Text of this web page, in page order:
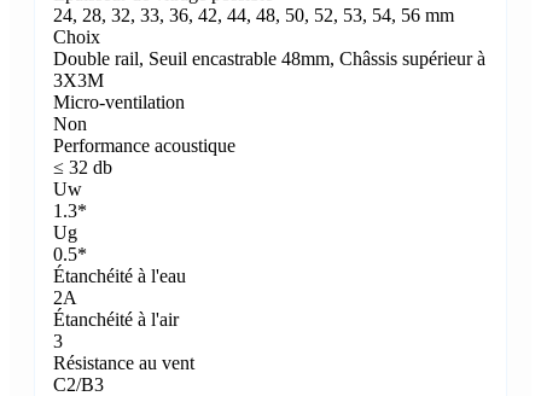
24, 28, 32, 33, 36, 42, 44, 48, 50, 52, 53, 54, 56 mm
Choix
Double rail, Seuil encastrable 48mm, Châssis supérieur à
3X3M
Micro-ventilation
Non
Performance acoustique
≤ 32 db
Uw
1.3*
Ug
0.5*
Étanchéité à l'eau
2A
Étanchéité à l'air
3
Résistance au vent
C2/B3